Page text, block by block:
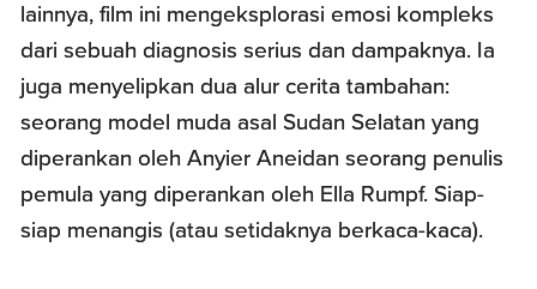
lainnya, film ini mengeksplorasi emosi kompleks
dari sebuah diagnosis serius dan dampaknya. Ia
juga menyelipkan dua alur cerita tambahan:
seorang model muda asal Sudan Selatan yang
diperankan oleh Anyier Aneidan seorang penulis
pemula yang diperankan oleh Ella Rumpf. Siap-
siap menangis (atau setidaknya berkaca-kaca).